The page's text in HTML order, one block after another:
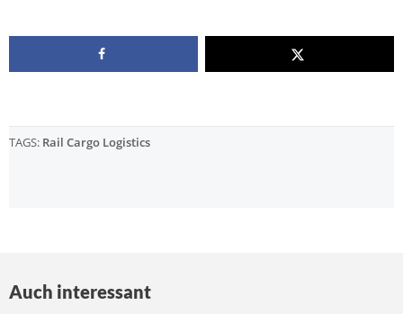
TAGS: Rail Cargo Logistics
Auch interessant